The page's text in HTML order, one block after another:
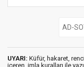
UYARI: Küfür, hakaret,
içeren, imla kuralları ile